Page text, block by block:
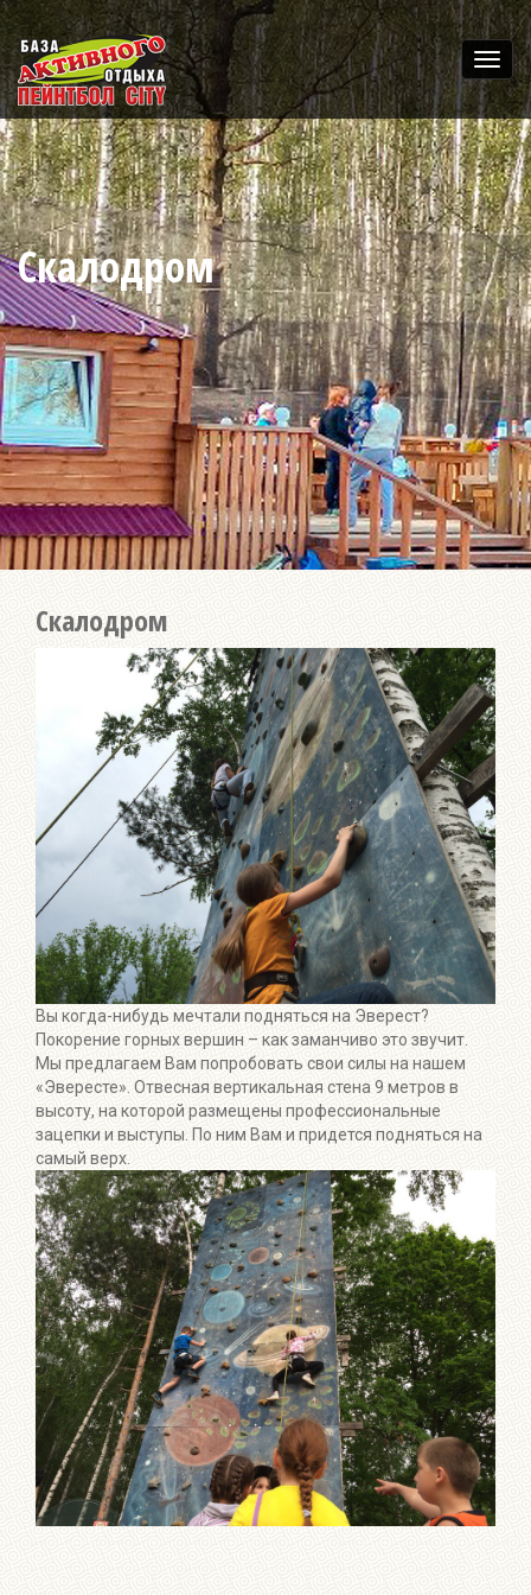
Скалодром
Скалодром
Вы когда-нибудь мечтали подняться на Эверест?
Покорение горных вершин – как заманчиво это звучит.
Мы предлагаем Вам попробовать свои силы на нашем
«Эвересте». Отвесная вертикальная стена 9 метров в
высоту, на которой размещены профессиональные
зацепки и выступы. По ним Вам и придется подняться на
самый верх.